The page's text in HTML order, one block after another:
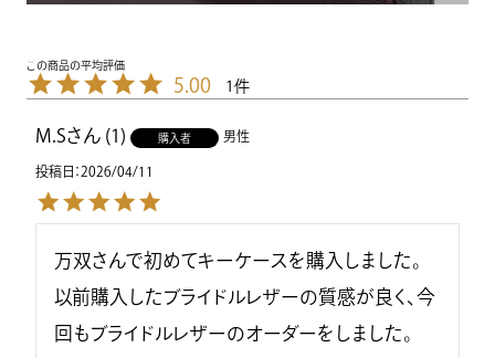
5.00 1
M.S 1 購入者 男性
投稿日 2026/04/11
万双さんで初めてキーケースを購入しました。
以前購入したブライドルレザーの質感が良く、今
回もブライドルレザーのオーダーをしました。